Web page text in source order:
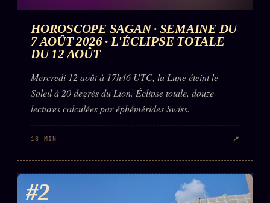
Recherche ⌕
Tous les tags
Soumettre un tip
Nous écrire
Business
Corrections · Erratum
HOROSCOPE SAGAN · SEMAINE DU
7 AOÛT 2026 · L'ÉCLIPSE TOTALE
DU 12 AOÛT
Mercredi 12 août à 17h46 UTC, la Lune éteint le
Soleil à 20 degrés du Lion. Éclipse totale, douze
lectures calculées par éphémérides Swiss.
18 MIN ↗
#2